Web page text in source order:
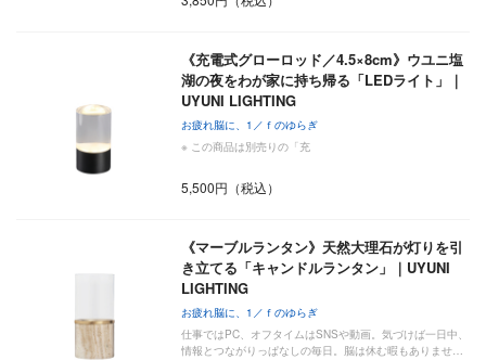
《充電式グローロッド／4.5×8cm》ウユニ塩
湖の夜をわが家に持ち帰る「LEDライト」｜
UYUNI LIGHTING
お疲れ脳に、1／ｆのゆらぎ
※ この商品は別売りの「充
5,500円（税込）
《マーブルランタン》天然大理石が灯りを引
き立てる「キャンドルランタン」｜UYUNI
LIGHTING
お疲れ脳に、1／ｆのゆらぎ
仕事ではPC、オフタイムはSNSや動画。気づけば一日中、
情報とつながりっぱなしの毎日。脳は休む暇もありませ…